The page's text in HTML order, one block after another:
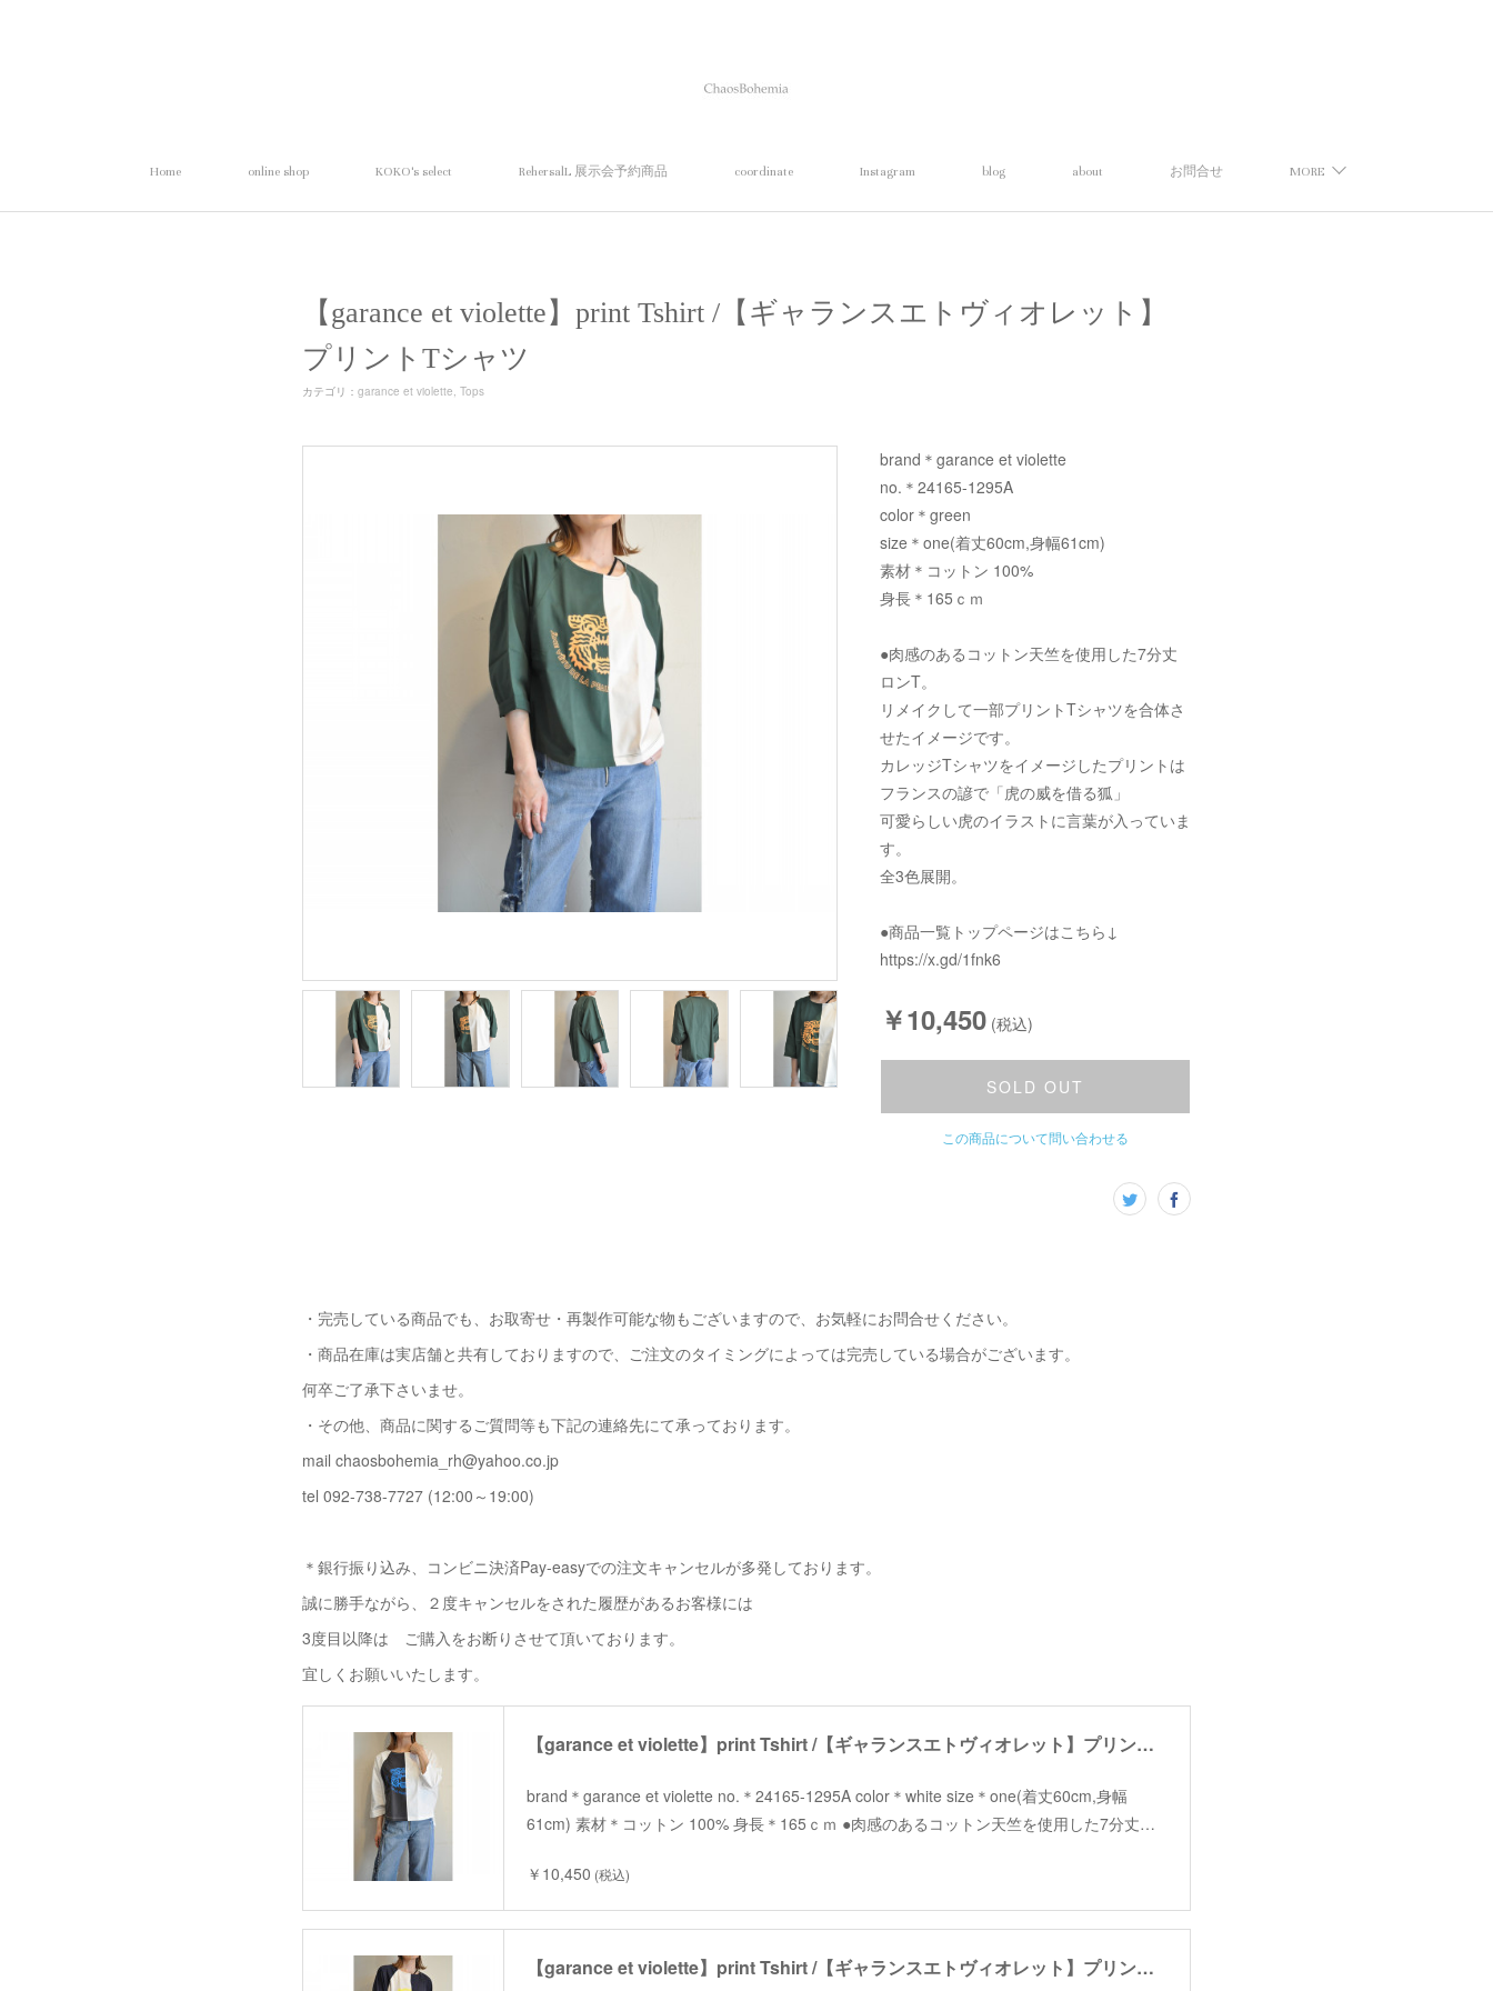
Home online shop KOKO's select RehersalL 展示会予約商品 coordinate Instagram blog about お問合せ MORE
【garance et violette】print Tshirt /【ギャランスエトヴィオレット】
プリントTシャツ
カテゴリ ： garance et violette Tops
brand＊garance et violette
no.＊24165-1295A
color＊green
size＊one(着丈60cm,身幅61cm)
素材＊コットン 100%
身長＊165ｃｍ
●肉感のあるコットン天竺を使用した7分丈
ロンT。
リメイクして一部プリントTシャツを合体さ
せたイメージです。
カレッジTシャツをイメージしたプリントは
フランスの諺で「虎の威を借る狐」
可愛らしい虎のイラストに言葉が入っていま
す。
全3色展開。
●商品一覧トップページはこちら↓
https://x.gd/1fnk6
￥10,450 (税込)
SOLD OUT
この商品について問い合わせる
・完売している商品でも、お取寄せ・再製作可能な物もございますので、お気軽にお問合せください。
・商品在庫は実店舗と共有しておりますので、ご注文のタイミングによっては完売している場合がございます。
何卒ご了承下さいませ。
・その他、商品に関するご質問等も下記の連絡先にて承っております。
mail chaosbohemia_rh@yahoo.co.jp
tel 092-738-7727 (12:00～19:00)
＊銀行振り込み、コンビニ決済Pay-easyでの注文キャンセルが多発しております。
誠に勝手ながら、２度キャンセルをされた履歴があるお客様には
3度目以降は ご購入をお断りさせて頂いております。
宜しくお願いいたします。
【garance et violette】print Tshirt /【ギャランスエトヴィオレット】プリントTシャツ
brand＊garance et violette no.＊24165-1295A color＊white size＊one(着丈60cm,身幅
61cm) 素材＊コットン 100% 身長＊165ｃｍ ●肉感のあるコットン天竺を使用した7分丈…
￥10,450 (税込)
【garance et violette】print Tshirt /【ギャランスエトヴィオレット】プリントTシャツ